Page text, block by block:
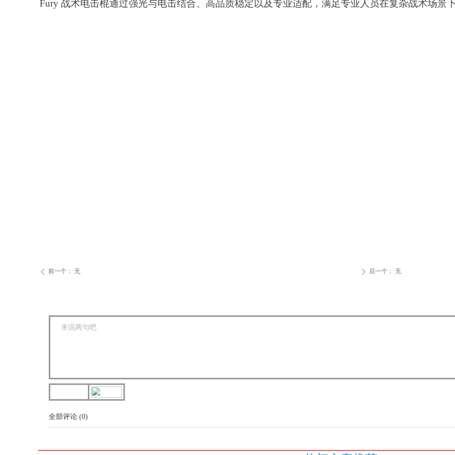
Fury 战术电击棍通过强光与电击结合、高品质稳定以及专业适配，满足专业人员在复杂战术场景下
全部评论 (0)
ꄴ 前一个： 无 ꄲ 后一个： 无